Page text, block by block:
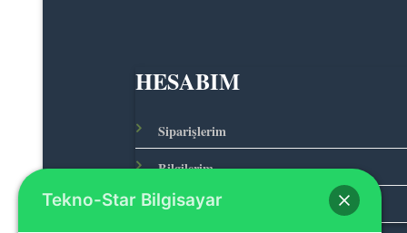
HESABIM
Siparişlerim
Bilgilerim
Adreslerim
Tekno-Star Bilgisayar